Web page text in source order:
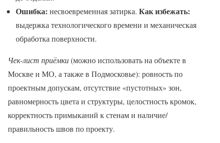
Ошибка: несвоевременная затирка. Как избежать:
выдержка технологического времени и механическая
обработка поверхности.
Чек-лист приёмки(можно использовать на объекте в
Москве и МО, а также в Подмосковье): ровность по
проектным допускам, отсутствие «пустотных» зон,
равномерность цвета и структуры, целостность кромок,
корректность примыканий к стенам и наличие/
правильность швов по проекту.